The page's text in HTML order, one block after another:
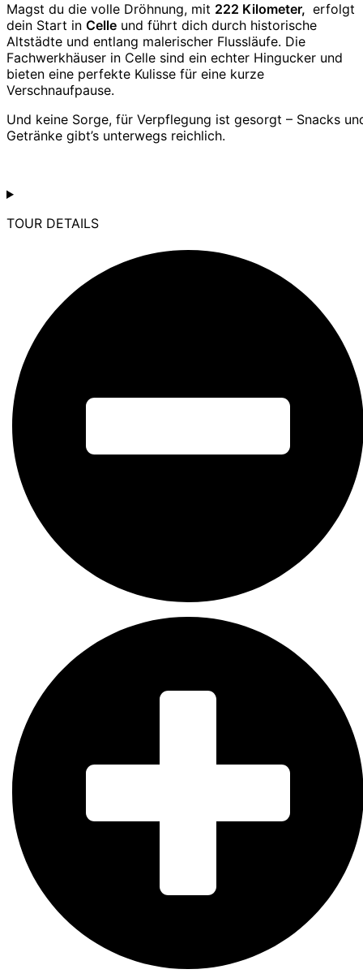
Magst du die volle Dröhnung, mit 222 Kilometer, erfolgt
dein Start in Celle und führt dich durch historische
Altstädte und entlang malerischer Flussläufe. Die
Fachwerkhäuser in Celle sind ein echter Hingucker und
bieten eine perfekte Kulisse für eine kurze
Verschnaufpause.
Und keine Sorge, für Verpflegung ist gesorgt – Snacks
Getränke gibt’s unterwegs reichlich.
TOUR DETAILS